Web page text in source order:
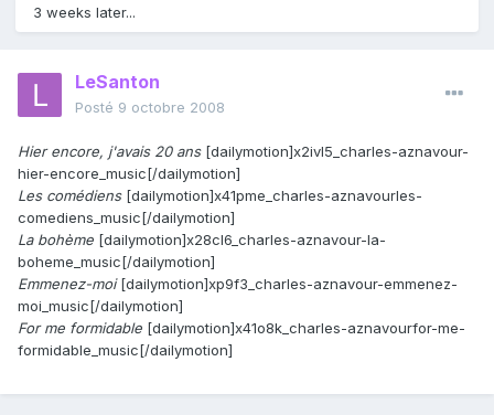
3 weeks later...
LeSanton
Posté 9 octobre 2008
Hier encore, j'avais 20 ans[dailymotion]x2ivl5_charles-aznavour-
hier-encore_music[/dailymotion]
Les comédiens[dailymotion]x41pme_charles-aznavourles-
comediens_music[/dailymotion]
La bohème [dailymotion]x28cl6_charles-aznavour-la-
boheme_music[/dailymotion]
Emmenez-moi[dailymotion]xp9f3_charles-aznavour-emmenez-
moi_music[/dailymotion]
For me formidable [dailymotion]x41o8k_charles-aznavourfor-me-
formidable_music[/dailymotion]